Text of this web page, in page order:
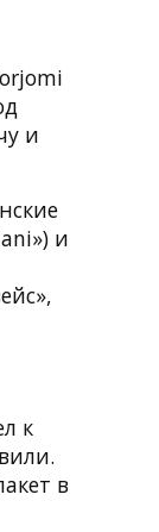
и
и
к
в